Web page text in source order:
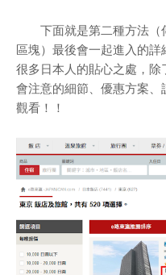
下面就是第二種方法（
區塊）最後會一起進入的
很多日本人的貼心之處，
會注意的細節、優惠方案
觀看！！